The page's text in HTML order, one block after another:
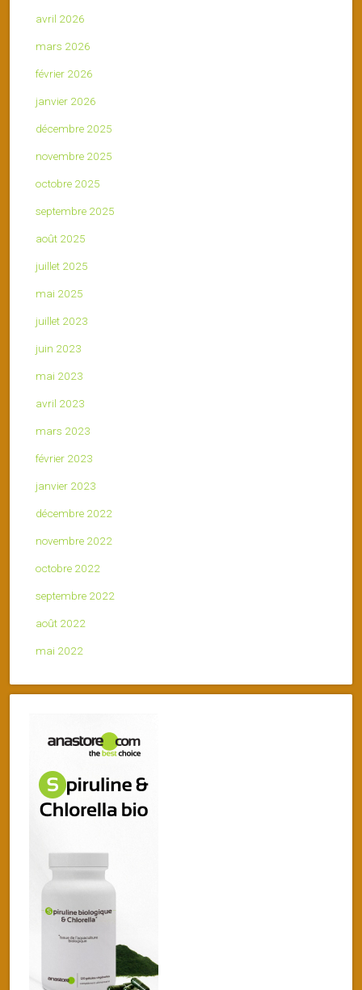
avril 2026
mars 2026
février 2026
janvier 2026
décembre 2025
novembre 2025
octobre 2025
septembre 2025
août 2025
juillet 2025
mai 2025
juillet 2023
juin 2023
mai 2023
avril 2023
mars 2023
février 2023
janvier 2023
décembre 2022
novembre 2022
octobre 2022
septembre 2022
août 2022
mai 2022